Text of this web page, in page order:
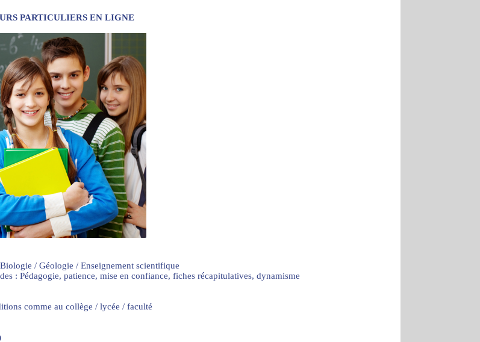
PARTICULIERS EN LIGNE
/ Géologie / Enseignement scientifique
: Pédagogie, patience, mise en confiance, fiches récapitulatives, dynamisme
comme au collège / lycée / faculté